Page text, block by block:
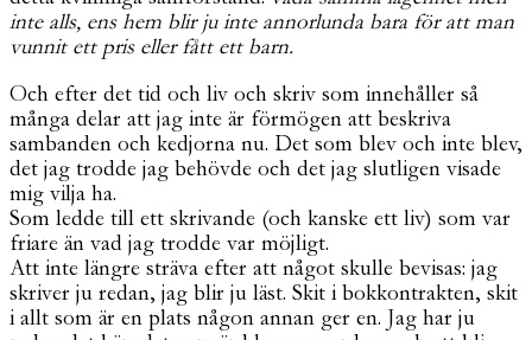
inte alls, ens hem blir ju inte annorlunda bara för att man
vunnit ett pris eller fått ett barn.
Och efter det tid och liv och skriv som innehåller så
många delar att jag inte är förmögen att beskriva
sambanden och kedjorna nu. Det som blev och inte blev,
det jag trodde jag behövde och det jag slutligen visade
mig vilja ha.
Som ledde till ett skrivande (och kanske ett liv) som var
friare än vad jag trodde var möjligt.
Att inte längre sträva efter att något skulle bevisas: jag
skriver ju redan, jag blir ju läst. Skit i bokkontrakten, skit
i allt som är en plats någon annan ger en. Jag har ju